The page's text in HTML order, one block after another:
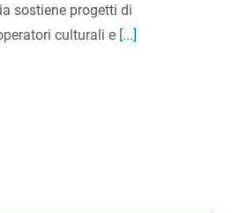
sostiene progetti di
culturali e [...]